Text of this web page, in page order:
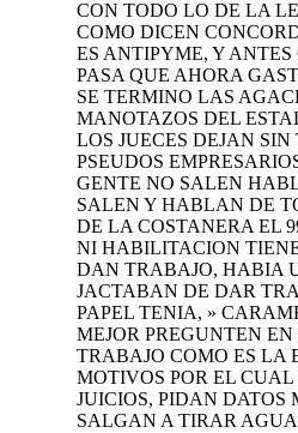
CON TODO LO DE LA
COMO DICEN
ES ANTIPYME, Y
PASA QUE AHORA
SE TERMINO LAS
MANOTAZOS DEL
LOS JUECES DEJAN
PSEUDOS
GENTE NO SALEN
SALEN Y HABLAN DE
DE LA COSTANERA EL
NI HABILITACION
DAN TRABAJO, HABIA
JACTABAN DE DAR
PAPEL TENIA, »
MEJOR PREGUNTEN
TRABAJO COMO ES LA
MOTIVOS POR EL CUAL
JUICIOS, PIDAN DATOS
SALGAN A TIRAR